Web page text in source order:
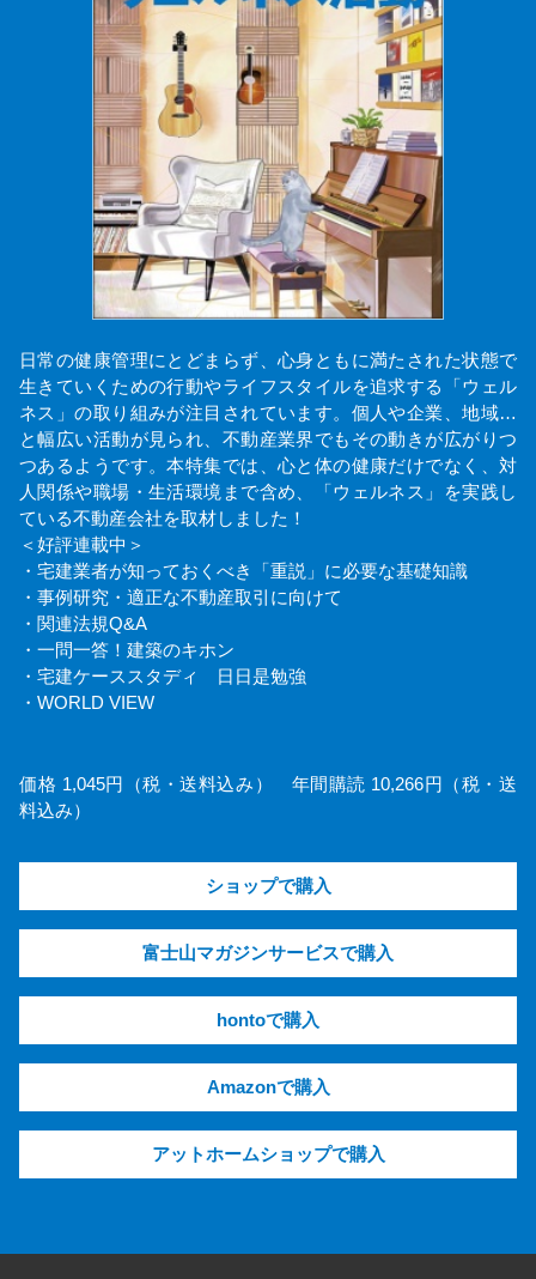
日常の健康管理にとどまらず、心身ともに満たされた状態で
生きていくための行動やライフスタイルを追求する「ウェル
ネス」の取り組みが注目されています。個人や企業、地域…
と幅広い活動が見られ、不動産業界でもその動きが広がりつ
つあるようです。本特集では、心と体の健康だけでなく、対
人関係や職場・生活環境まで含め、「ウェルネス」を実践し
ている不動産会社を取材しました！
＜好評連載中＞
・宅建業者が知っておくべき「重説」に必要な基礎知識
・事例研究・適正な不動産取引に向けて
・関連法規Q&A
・一問一答！建築のキホン
・宅建ケーススタディ 日日是勉強
・WORLD VIEW
価格 1,045円（税・送料込み） 年間購読 10,266円（税・送
料込み）
ショップで購入
富士山マガジンサービスで購入
hontoで購入
Amazonで購入
アットホームショップで購入